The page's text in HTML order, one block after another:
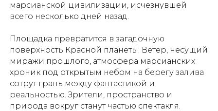
марсианской цивилизации, исчезнувшей
всего несколько дней назад.
Площадка превратится в загадочную
поверхность Красной планеты. Ветер, несущий
миражи прошлого, атмосфера марсианских
хроник под открытым небом на берегу залива
сотрут грань между фантастикой и
реальностью. Зрители, пространство и
природа вокруг станут частью спектакля.